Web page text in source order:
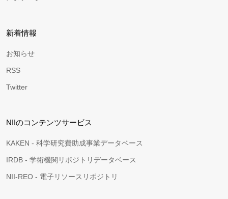
新着情報
お知らせ
RSS
Twitter
NIIのコンテンツサービス
KAKEN - 科学研究費助成事業データベース
IRDB - 学術機関リポジトリデータベース
NII-REO - 電子リソースリポジトリ